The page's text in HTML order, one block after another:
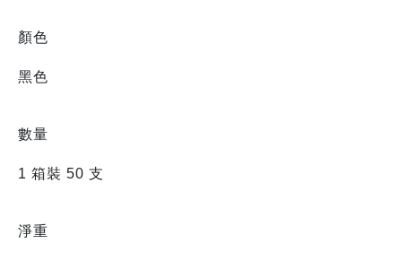
顏色
黑色
數量
1 箱裝 50 支
淨重